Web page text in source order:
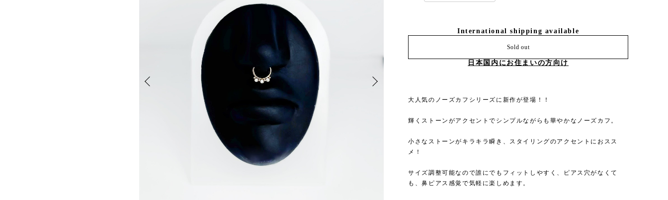
International shipping available
Sold out
日本国内にお住まいの方向け
大人気のノーズカフシリーズに新作が登場！！
輝くストーンがアクセントでシンプルながらも華やかなノーズカフ。
小さなストーンがキラキラ瞬き、スタイリングのアクセントにおスス
メ！
サイズ調整可能なので誰にでもフィットしやすく、ピアス穴がなくて
も、鼻ピアス感覚で気軽に楽しめます。